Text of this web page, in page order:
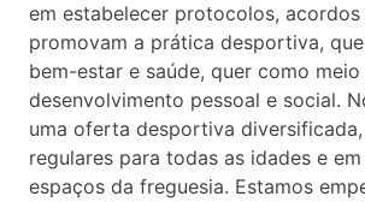
em estabelecer protocolos,
promovam a prática desportiva,
bem-estar e saúde, quer como meio
desenvolvimento pessoal e social.
uma oferta desportiva
regulares para todas as idades e
espaços da freguesia. Estamos